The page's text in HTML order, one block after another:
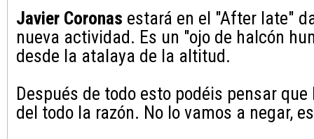
Javier Coronas estará en el "After late"
nueva actividad. Es un "ojo de halcón
desde la atalaya de la altitud.
Después de todo esto podéis pensar
del todo la razón. No lo vamos a negar,